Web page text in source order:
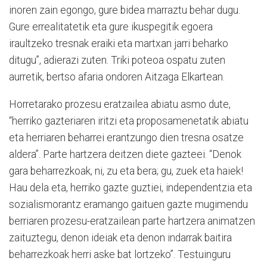
inoren zain egongo, gure bidea marraztu behar dugu.
Gure errealitatetik eta gure ikuspegitik egoera
iraultzeko tresnak eraiki eta martxan jarri beharko
ditugu”, adierazi zuten. Triki poteoa ospatu zuten
aurretik, bertso afaria ondoren Aitzaga Elkartean.
Horretarako prozesu eratzailea abiatu asmo dute,
“herriko gazteriaren iritzi eta proposamenetatik abiatu
eta herriaren beharrei erantzungo dien tresna osatze
aldera”. Parte hartzera deitzen diete gazteei. “Denok
gara beharrezkoak, ni, zu eta bera; gu, zuek eta haiek!
Hau dela eta, herriko gazte guztiei, independentzia eta
sozialismorantz eramango gaituen gazte mugimendu
berriaren prozesu-eratzailean parte hartzera animatzen
zaituztegu, denon ideiak eta denon indarrak baitira
beharrezkoak herri aske bat lortzeko”. Testuinguru